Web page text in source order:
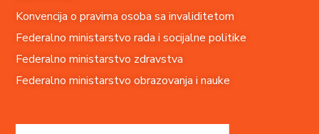
Konvencija o pravima osoba sa invaliditetom
Federalno ministarstvo rada i socijalne politike
Federalno ministarstvo zdravstva
Federalno ministarstvo obrazovanja i nauke